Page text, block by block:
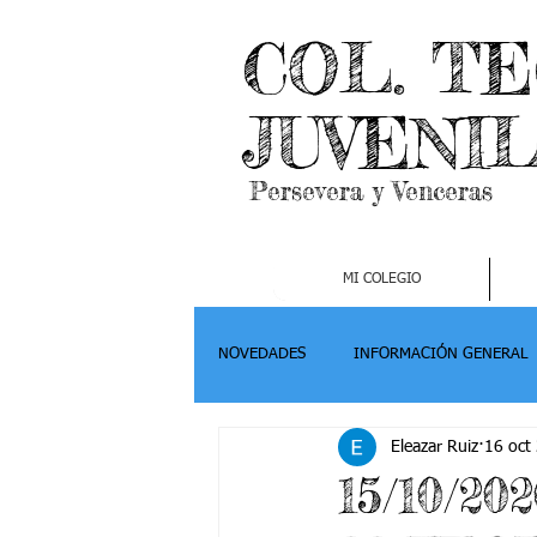
COL.
Persevera y Venceras
MI COLEGIO
NOVEDADES INFORMACIÓN GENERAL
Grado 3 Grado 4-
15/10/
Eleazar Ruiz 16 oct